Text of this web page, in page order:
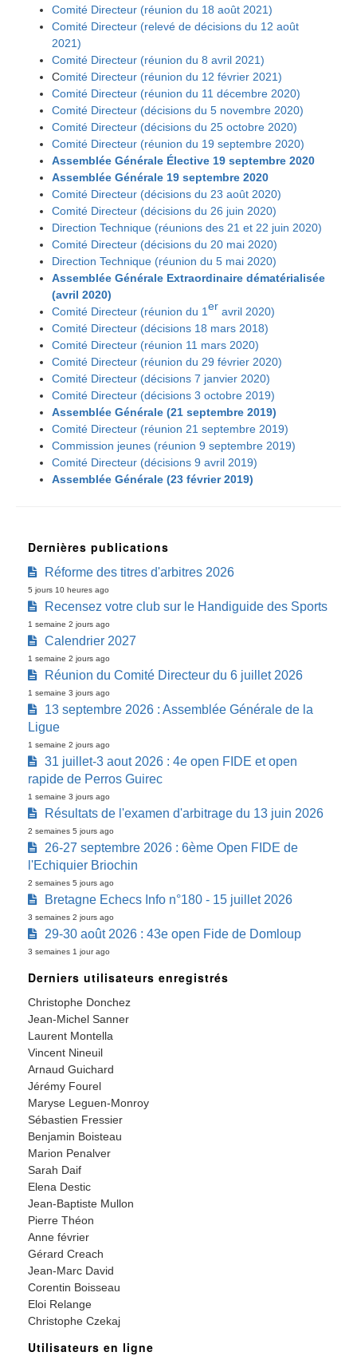
Comité Directeur (réunion du 18 août 2021)
Comité Directeur (relevé de décisions du 12 août
2021)
Comité Directeur (réunion du 8 avril 2021)
Comité Directeur (réunion du 12 février 2021)
Comité Directeur (réunion du 11 décembre 2020)
Comité Directeur (décisions du 5 novembre 2020)
Comité Directeur (décisions du 25 octobre 2020)
Comité Directeur (réunion du 19 septembre 2020)
Assemblée Générale Élective 19 septembre 2020
Assemblée Générale 19 septembre 2020
Comité Directeur (décisions du 23 août 2020)
Comité Directeur (décisions du 26 juin 2020)
Direction Technique (réunions des 21 et 22 juin 2020)
Comité Directeur (décisions du 20 mai 2020)
Direction Technique (réunion du 5 mai 2020)
Assemblée Générale Extraordinaire dématérialisée
(avril 2020)
Comité Directeur (réunion du 1er avril 2020)
Comité Directeur (décisions 18 mars 2018)
Comité Directeur (réunion 11 mars 2020)
Comité Directeur (réunion du 29 février 2020)
Comité Directeur (décisions 7 janvier 2020)
Comité Directeur (décisions 3 octobre 2019)
Assemblée Générale (21 septembre 2019)
Comité Directeur (réunion 21 septembre 2019)
Commission jeunes (réunion 9 septembre 2019)
Comité Directeur (décisions 9 avril 2019)
Assemblée Générale (23 février 2019)
Dernières publications
Réforme des titres d'arbitres 2026
5 jours 10 heures ago
Recensez votre club sur le Handiguide des Sports
1 semaine 2 jours ago
Calendrier 2027
1 semaine 2 jours ago
Réunion du Comité Directeur du 6 juillet 2026
1 semaine 3 jours ago
13 septembre 2026 : Assemblée Générale de la
Ligue
1 semaine 2 jours ago
31 juillet-3 aout 2026 : 4e open FIDE et open
rapide de Perros Guirec
1 semaine 3 jours ago
Résultats de l'examen d'arbitrage du 13 juin 2026
2 semaines 5 jours ago
26-27 septembre 2026 : 6ème Open FIDE de
l'Echiquier Briochin
2 semaines 5 jours ago
Bretagne Echecs Info n°180 - 15 juillet 2026
3 semaines 2 jours ago
29-30 août 2026 : 43e open Fide de Domloup
3 semaines 1 jour ago
Derniers utilisateurs enregistrés
Christophe Donchez
Jean-Michel Sanner
Laurent Montella
Vincent Nineuil
Arnaud Guichard
Jérémy Fourel
Maryse Leguen-Monroy
Sébastien Fressier
Benjamin Boisteau
Marion Penalver
Sarah Daif
Elena Destic
Jean-Baptiste Mullon
Pierre Théon
Anne février
Gérard Creach
Jean-Marc David
Corentin Boisseau
Eloi Relange
Christophe Czekaj
Utilisateurs en ligne